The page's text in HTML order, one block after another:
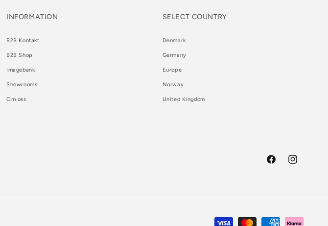
INFORMATION
B2B Kontakt
B2B Shop
Imagebank
Showrooms
Om oss
SELECT COUNTRY
Denmark
Germany
Europe
Norway
United Kingdom
FacebookInstagram
Betalningsmetoder